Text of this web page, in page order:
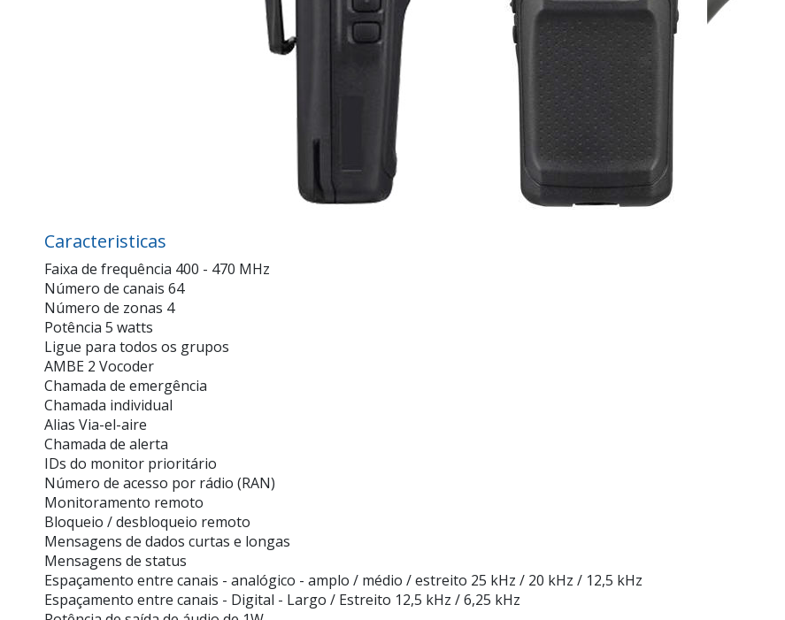
Caracteristicas
Faixa de frequência 400 - 470 MHz
Número de canais 64
Número de zonas 4
Potência 5 watts
Ligue para todos os grupos
AMBE 2 Vocoder
Chamada de emergência
Chamada individual
Alias Via-el-aire
Chamada de alerta
IDs do monitor prioritário
Número de acesso por rádio (RAN)
Monitoramento remoto
Bloqueio / desbloqueio remoto
Mensagens de dados curtas e longas
Mensagens de status
Espaçamento entre canais - analógico - amplo / médio / estreito 25 kHz / 20 kHz / 12,5 kHz
Espaçamento entre canais - Digital - Largo / Estreito 12,5 kHz / 6,25 kHz